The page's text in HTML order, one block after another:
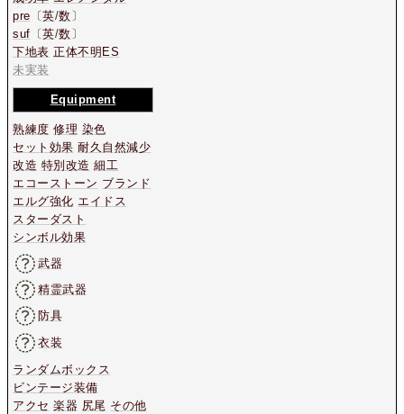
pre 〔英/数〕
suf 〔英/数〕
下地表 正体不明ES
未実装
Equipment
熟練度 修理 染色
セット効果 耐久自然減少
改造 特別改造 細工
エコーストーン ブランド
エルグ強化 エイドス
スターダスト
シンボル効果
武器
精霊武器
防具
衣装
ランダムボックス
ビンテージ装備
アクセ 楽器 尻尾 その他